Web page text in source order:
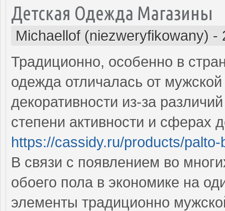
Детская Одежда Магазины
Michaellof (niezweryfikowany) -
Традиционно, особенно в
одежда отличалась от
декоративности из-за
степени активности и сферах
https://cassidy.ru/products/
В связи с появлением во
обоего пола в экономике на
элементы традиционно